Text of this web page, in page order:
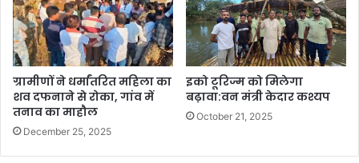
ग्रामीणों ने धर्मांतरित महिला का
शव दफनाने से रोका, गांव में
तनाव का माहौल
December 25, 2025
इको टूरिज्म को मिलेगा
बढ़ावा:वन मंत्री केदार कश्यप
October 21, 2025